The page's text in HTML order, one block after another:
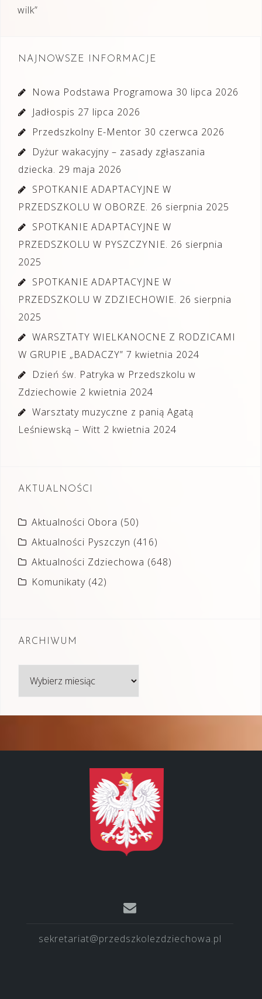
wilk”
NAJNOWSZE INFORMACJE
Nowa Podstawa Programowa 30 lipca 2026
Jadłospis 27 lipca 2026
Przedszkolny E-Mentor 30 czerwca 2026
Dyżur wakacyjny – zasady zgłaszania
dziecka. 29 maja 2026
SPOTKANIE ADAPTACYJNE W
PRZEDSZKOLU W OBORZE. 26 sierpnia 2025
SPOTKANIE ADAPTACYJNE W
PRZEDSZKOLU W PYSZCZYNIE. 26 sierpnia
2025
SPOTKANIE ADAPTACYJNE W
PRZEDSZKOLU W ZDZIECHOWIE. 26 sierpnia
2025
WARSZTATY WIELKANOCNE Z RODZICAMI
W GRUPIE „BADACZY” 7 kwietnia 2024
Dzień św. Patryka w Przedszkolu w
Zdziechowie 2 kwietnia 2024
Warsztaty muzyczne z panią Agatą
Leśniewską – Witt 2 kwietnia 2024
AKTUALNOŚCI
Aktualności Obora (50)
Aktualności Pyszczyn (416)
Aktualności Zdziechowa (648)
Komunikaty (42)
ARCHIWUM
sekretariat@przedszkolezdziechowa.pl